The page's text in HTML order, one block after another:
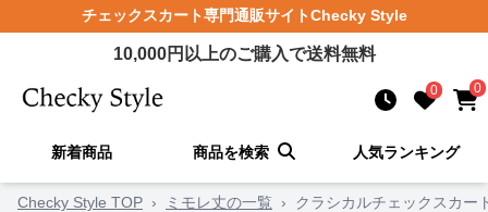
チェックスカート専門通販サイトChecky Style
10,000円以上のご購入で送料無料
0 0
新着商品 商品を検索 人気ランキング
Checky Style TOP › ミモレ丈の一覧 › クラシカルチェックスカー